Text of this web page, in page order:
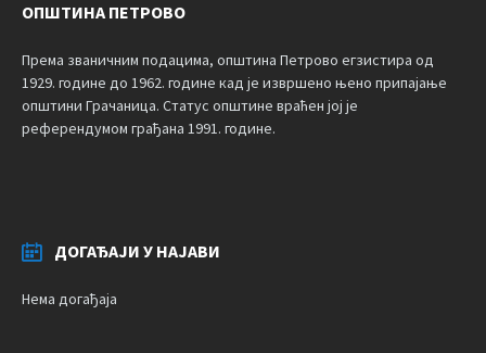
ОПШТИНА ПЕТРОВО
Према званичним подацима, општина Петрово егзистира од
1929. године до 1962. године кад је извршено њено припајање
општини Грачаница. Статус општине враћен јој је
референдумом грађана 1991. године.
ДОГАЂАЈИ У НАЈАВИ
Нема догађаја